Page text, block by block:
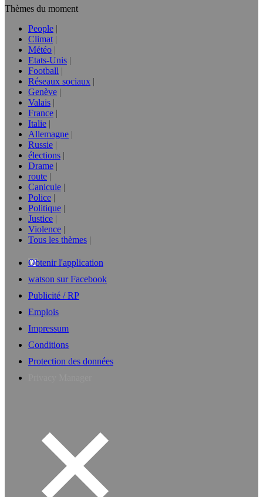
Thèmes du moment
People
Climat
Météo
Etats-Unis
Football
Réseaux sociaux
Genève
Valais
France
Italie
Allemagne
Russie
élections
Drame
route
Canicule
Police
Politique
Justice
Violence
Tous les thèmes
Obtenir l'application
watson sur Facebook
Publicité / RP
Emplois
Impressum
Conditions
Protection des données